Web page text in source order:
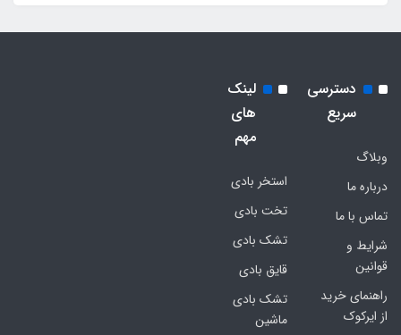
دسترسی
سریع
وبلاگ
درباره ما
تماس با ما
شرایط و
قوانین
راهنمای خرید
از ایرکوک
لینک
های
مهم
استخر بادی
تخت بادی
تشک بادی
قایق بادی
تشک بادی
ماشین